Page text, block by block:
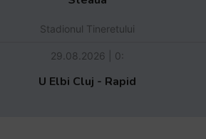
Stadionul Tineretului
29.08.2026 | 0:
U Elbi Cluj - Rapid